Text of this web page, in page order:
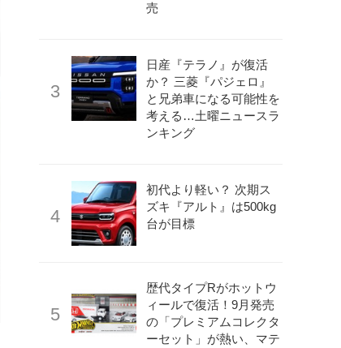
《写真撮影 える》 千葉工大はEP82スターレットにこだわ
売
日産『テラノ』が復活
か？ 三菱『パジェロ』
と兄弟車になる可能性を
考える…土曜ニュースラ
ンキング
初代より軽い？ 次期ス
ズキ『アルト』は500kg
台が目標
歴代タイプRがホットウ
ィールで復活！9月発売
の「プレミアムコレクタ
ーセット」が熱い、マテ